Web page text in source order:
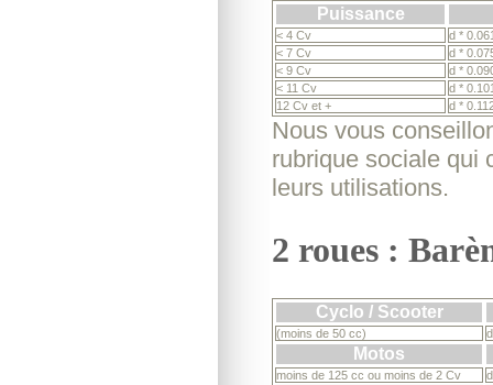
Puissance
< 4 Cv
d *
< 7 Cv
d *
< 9 Cv
d *
< 11 Cv
d *
12 Cv et +
d *
Nous vous
rubrique sociale qui
leurs utilisations.
2 roues :
Cyclo / Scooter
(moins de 50 cc)
Motos
moins de 125 cc ou moins de 2 Cv